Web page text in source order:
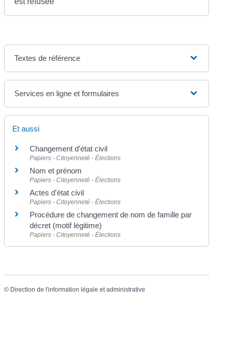
Textes de référence
Services en ligne et formulaires
Et aussi
Changement d'état civil
Papiers - Citoyenneté - Élections
Nom et prénom
Papiers - Citoyenneté - Élections
Actes d'état civil
Papiers - Citoyenneté - Élections
Procédure de changement de nom de famille par
décret (motif légitime)
Papiers - Citoyenneté - Élections
© Direction de l'information légale et administrative